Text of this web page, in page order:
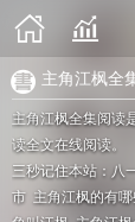
主角江枫全
主角江枫全集阅读
读全文在线阅读。
三秒记住本站：八
市 主角江枫的有